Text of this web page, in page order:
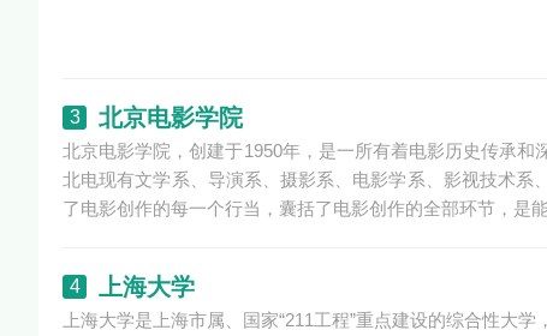
3 北京电影学院
北京电影学院，创建于1950年，是一所有着电影历史传承和
北电现有文学系、导演系、摄影系、电影学系、影视技术
了电影创作的每一个行当，囊括了电影创作的全部环节，是
4 上海大学
上海大学是上海市属、国家“211工程”重点建设的综合性大